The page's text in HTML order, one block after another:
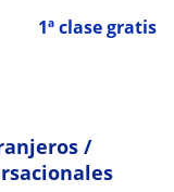
1ª clase gratis
/